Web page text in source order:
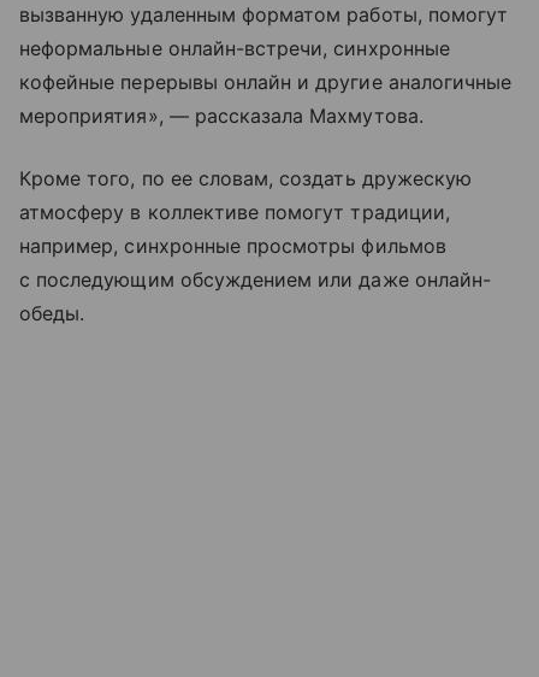
вызванную удаленным форматом работы, помогут
неформальные онлайн-встречи, синхронные
кофейные перерывы онлайн и другие аналогичные
мероприятия», — рассказала Махмутова.
Кроме того, по ее словам, создать дружескую
атмосферу в коллективе помогут традиции,
например, синхронные просмотры фильмов
с последующим обсуждением или даже онлайн-
обеды.